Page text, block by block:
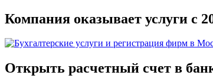
Компания оказывает услуги с
Открыть расчетный счет в